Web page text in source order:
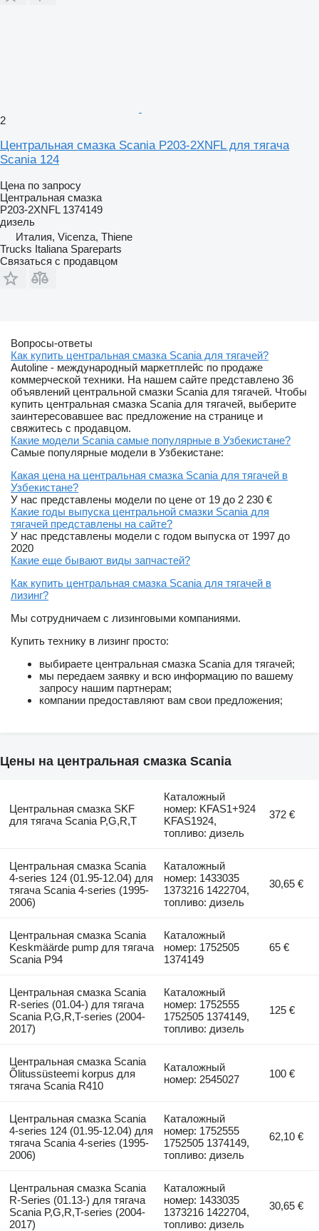
2
Центральная смазка Scania P203-2XNFL для тягача
Scania 124
Цена по запросу
Центральная смазка
P203-2XNFL 1374149
дизель
Италия, Vicenza, Thiene
Trucks Italiana Spareparts
Связаться с продавцом
Вопросы-ответы
Как купить центральная смазка Scania для тягачей?
Autoline - международный маркетплейс по продаже
коммерческой техники. На нашем сайте представлено 36
объявлений центральной смазки Scania для тягачей. Чтобы
купить центральная смазка Scania для тягачей, выберите
заинтересовавшее вас предложение на странице и
свяжитесь с продавцом.
Какие модели Scania самые популярные в Узбекистане?
Самые популярные модели в Узбекистане:
Какая цена на центральная смазка Scania для тягачей в
Узбекистане?
У нас представлены модели по цене от 19 до 2 230 €
Какие годы выпуска центральной смазки Scania для
тягачей представлены на сайте?
У нас представлены модели с годом выпуска от 1997 до
2020
Какие еще бывают виды запчастей?
Как купить центральная смазка Scania для тягачей в
лизинг?
Мы сотрудничаем с лизинговыми компаниями.
Купить технику в лизинг просто:
выбираете центральная смазка Scania для тягачей;
мы передаем заявку и всю информацию по вашему
запросу нашим партнерам;
компании предоставляют вам свои предложения;
Цены на центральная смазка Scania
Центральная смазка SKF
для тягача Scania P,G,R,T
Каталожный
номер: KFAS1+924
KFAS1924,
топливо: дизель
372 €
Центральная смазка Scania
4-series 124 (01.95-12.04) для
тягача Scania 4-series (1995-
2006)
Каталожный
номер: 1433035
1373216 1422704,
топливо: дизель
30,65 €
Центральная смазка Scania
Keskmäärde pump для тягача
Scania P94
Каталожный
номер: 1752505
1374149
65 €
Центральная смазка Scania
R-series (01.04-) для тягача
Scania P,G,R,T-series (2004-
2017)
Каталожный
номер: 1752555
1752505 1374149,
топливо: дизель
125 €
Центральная смазка Scania
Õlitussüsteemi korpus для
тягача Scania R410
Каталожный
номер: 2545027
100 €
Центральная смазка Scania
4-series 124 (01.95-12.04) для
тягача Scania 4-series (1995-
2006)
Каталожный
номер: 1752555
1752505 1374149,
топливо: дизель
62,10 €
Центральная смазка Scania
R-Series (01.13-) для тягача
Scania P,G,R,T-series (2004-
2017)
Каталожный
номер: 1433035
1373216 1422704,
топливо: дизель
30,65 €